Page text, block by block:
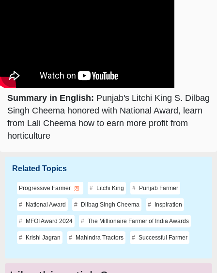
Summary in English: Punjab's Litchi King S. Dilbag
Singh Cheema honored with National Award, learn
from Lali Cheema how to earn more profit from
horticulture
Related Topics
Progressive Farmer Litchi King Punjab Farmer
National Award Dilbag Singh Cheema Inspiration
MFOI Award 2024 The Millionaire Farmer of India Awards
Krishi Jagran Mahindra Tractors Successful Farmer